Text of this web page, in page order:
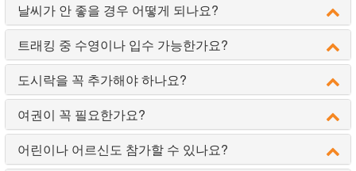
날씨가 안 좋을 경우 어떻게 되나요?
트래킹 중 수영이나 입수 가능한가요?
도시락을 꼭 추가해야 하나요?
여권이 꼭 필요한가요?
어린이나 어르신도 참가할 수 있나요?